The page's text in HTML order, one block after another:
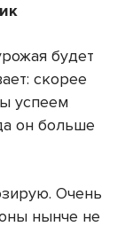
будет
скорее
успеем
он больше
Очень
нынче не